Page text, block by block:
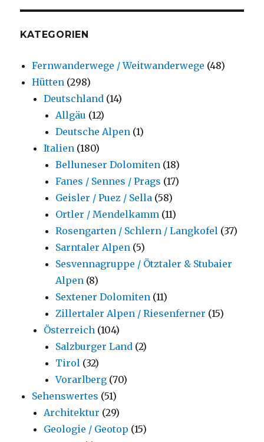
KATEGORIEN
Fernwanderwege / Weitwanderwege (48)
Hütten (298)
Deutschland (14)
Allgäu (12)
Deutsche Alpen (1)
Italien (180)
Belluneser Dolomiten (18)
Fanes / Sennes / Prags (17)
Geisler / Puez / Sella (58)
Ortler / Mendelkamm (11)
Rosengarten / Schlern / Langkofel (37)
Sarntaler Alpen (5)
Sesvennagruppe / Ötztaler & Stubaier
Alpen (8)
Sextener Dolomiten (11)
Zillertaler Alpen / Riesenferner (15)
Österreich (104)
Salzburger Land (2)
Tirol (32)
Vorarlberg (70)
Sehenswertes (51)
Architektur (29)
Geologie / Geotop (15)